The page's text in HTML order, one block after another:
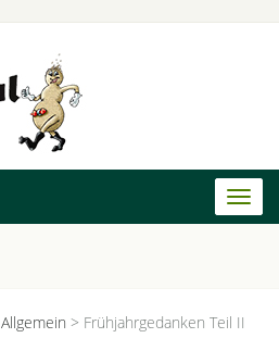
Allgemein > Frühjahrgedanken Teil II